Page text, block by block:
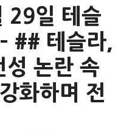
29일 테슬
## 테슬라,
성 논란 속
화하며 전